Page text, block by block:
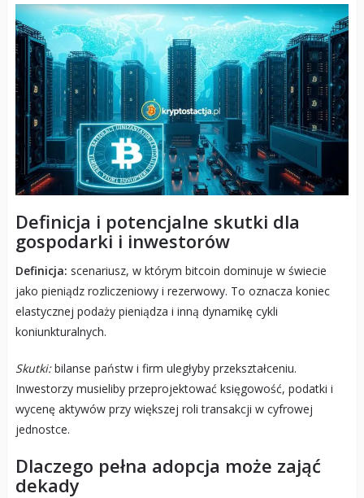
Definicja i potencjalne skutki dla
gospodarki i inwestorów
Definicja: scenariusz, w którym bitcoin dominuje w świecie
jako pieniądz rozliczeniowy i rezerwowy. To oznacza koniec
elastycznej podaży pieniądza i inną dynamikę cykli
koniunkturalnych.
Skutki:bilanse państw i firm uległyby przekształceniu.
Inwestorzy musieliby przeprojektować księgowość, podatki i
wycenę aktywów przy większej roli transakcji w cyfrowej
jednostce.
Dlaczego pełna adopcja może zająć
dekady